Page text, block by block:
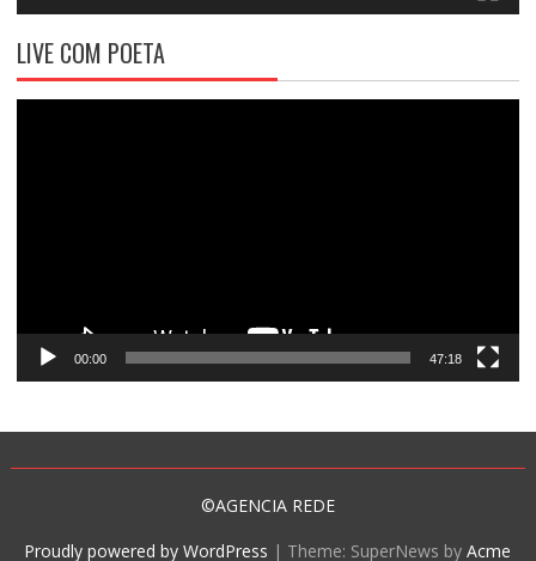
LIVE COM POETA
00:00 47:18
©AGENCIA REDE
Proudly powered by WordPress | Theme: SuperNews byAcme